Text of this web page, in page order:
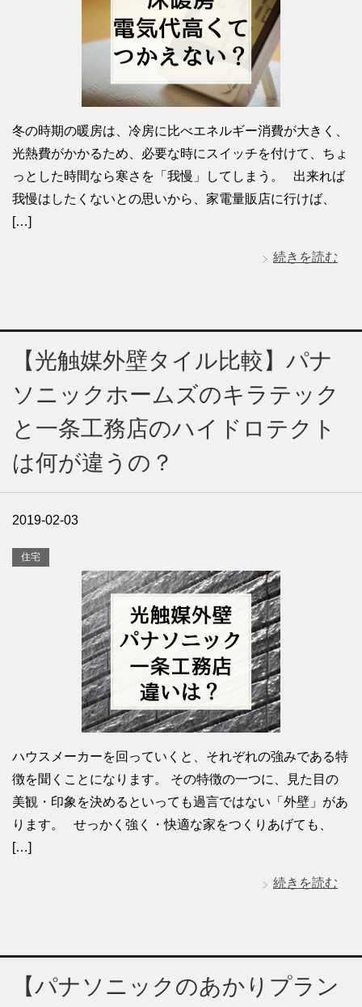
冬の時期の暖房は、冷房に比べエネルギー消費が大きく、
光熱費がかかるため、必要な時にスイッチを付けて、ちょ
っとした時間なら寒さを「我慢」してしまう。 出来れば
我慢はしたくないとの思いから、家電量販店に行けば、
[…]
続きを読む
【光触媒外壁タイル比較】パナ
ソニックホームズのキラテック
と一条工務店のハイドロテクト
は何が違うの？
2019-02-03
住宅
ハウスメーカーを回っていくと、それぞれの強みである特
徴を聞くことになります。 その特徴の一つに、見た目の
美観・印象を決めるといっても過言ではない「外壁」があ
ります。 せっかく強く・快適な家をつくりあげても、
[…]
続きを読む
【パナソニックのあかりプラン